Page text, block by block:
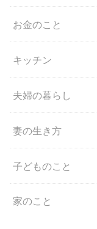
お金のこと
キッチン
夫婦の暮らし
妻の生き方
子どものこと
家のこと